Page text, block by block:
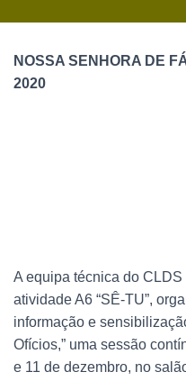
NOSSA SENHORA DE
2020
A equipa técnica do
atividade A6 “SÊ-TU”,
informação e
Ofícios,” uma sessão
e 11 de dezembro, no